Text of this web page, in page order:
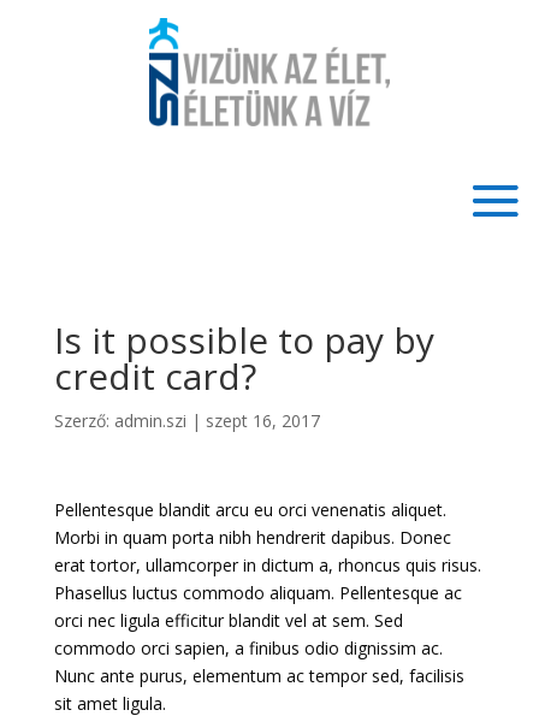
Is it possible to pay by
credit card?
Szerző: admin.szi | szept 16, 2017
Pellentesque blandit arcu eu orci venenatis aliquet.
Morbi in quam porta nibh hendrerit dapibus. Donec
erat tortor, ullamcorper in dictum a, rhoncus quis risus.
Phasellus luctus commodo aliquam. Pellentesque ac
orci nec ligula efficitur blandit vel at sem. Sed
commodo orci sapien, a finibus odio dignissim ac.
Nunc ante purus, elementum ac tempor sed, facilisis
sit amet ligula.